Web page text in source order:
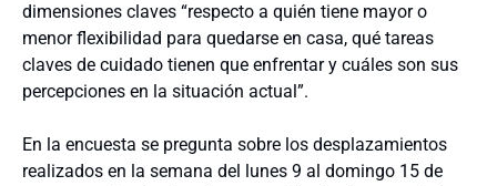
dimensiones claves “respecto a quién tiene mayor o
menor flexibilidad para quedarse en casa, qué tareas
claves de cuidado tienen que enfrentar y cuáles son sus
percepciones en la situación actual”.
En la encuesta se pregunta sobre los desplazamientos
realizados en la semana del lunes 9 al domingo 15 de